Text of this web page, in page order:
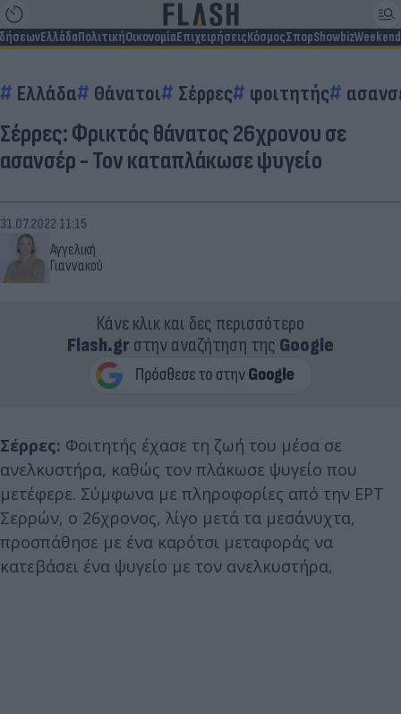
ΕλλάδαΠολιτικήΟικονομίαΕπιχειρήσειςΚόσμοςΣπορShowbizWeekend
Ελλάδα Θάνατοι Σέρρες φοιτητής
Σέρρες: Φρικτός θάνατος 26χρονου σε
ασανσέρ - Τον καταπλάκωσε ψυγείο
Αγγελική
Γιαννακού
31.07.2022 11:15
Κάνε κλικ και δες περισσότερο
Flash.grστην αναζήτηση της Google
Σέρρες: Φοιτητής έχασε τη ζωή του μέσα σε
ανελκυστήρα, καθώς τον πλάκωσε ψυγείο που
μετέφερε. Σύμφωνα με πληροφορίες από την ΕΡΤ
Σερρών, ο 26χρονος, λίγο μετά τα μεσάνυχτα,
προσπάθησε με ένα καρότσι μεταφοράς να
κατεβάσει ένα ψυγείο με τον ανελκυστήρα,